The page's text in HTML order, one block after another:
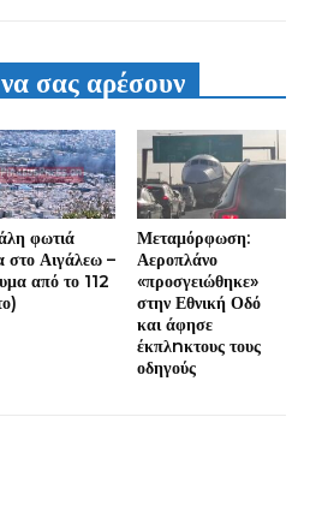
σας αρέσουν
φωτιά
στο Αιγάλεω –
από το 112
Μεταμόρφωση:
Αεροπλάνο
«προσγειώθηκε»
στην Εθνική Οδό
και άφησε
έκπλnκτους τους
οδηγούς